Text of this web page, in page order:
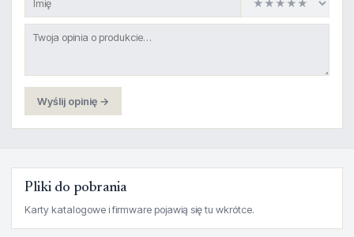
Wyślij opinię →
Pliki do pobrania
Karty katalogowe i firmware pojawią się tu wkrótce.